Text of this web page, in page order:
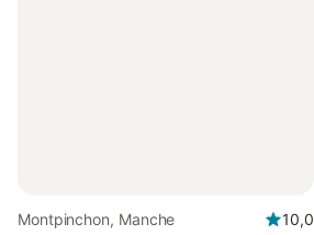
Montpinchon, Manche
10,0